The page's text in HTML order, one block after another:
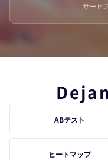
サービ
ABテスト
ヒートマップ